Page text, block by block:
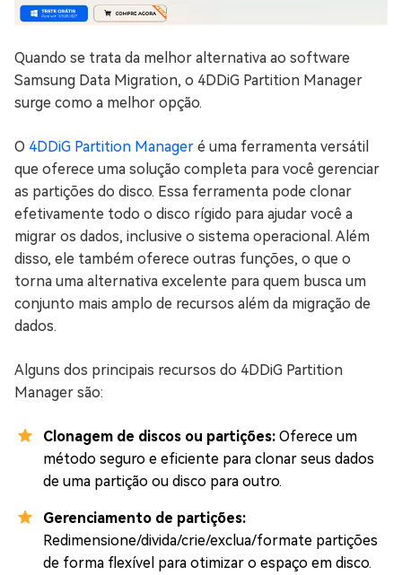
Quando se trata da melhor alternativa ao software
Samsung Data Migration, o 4DDiG Partition Manager
surge como a melhor opção.
O 4DDiG Partition Manager é uma ferramenta versátil
que oferece uma solução completa para você gerenciar
as partições do disco. Essa ferramenta pode clonar
efetivamente todo o disco rígido para ajudar você a
migrar os dados, inclusive o sistema operacional. Além
disso, ele também oferece outras funções, o que o
torna uma alternativa excelente para quem busca um
conjunto mais amplo de recursos além da migração de
dados.
Alguns dos principais recursos do 4DDiG Partition
Manager são:
Clonagem de discos ou partições: Oferece um
método seguro e eficiente para clonar seus dados
de uma partição ou disco para outro.
Gerenciamento de partições:
Redimensione/divida/crie/exclua/formate partições
de forma flexível para otimizar o espaço em disco.